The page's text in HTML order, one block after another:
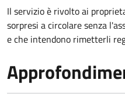
Il servizio è rivolto ai
sorpresi a circolare senza
e che intendono rimetterli